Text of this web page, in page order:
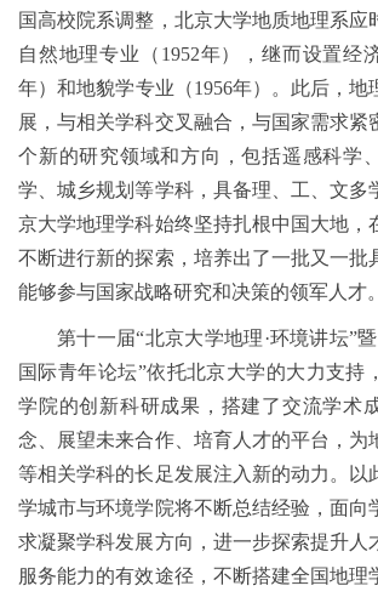
国高校院系调整，北京大学地质地理系应
自然地理专业（1952年），继而设置经
年）和地貌学专业（1956年）。此后，地
展，与相关学科交叉融合，与国家需求紧
个新的研究领域和方向，包括遥感科学
学、城乡规划等学科，具备理、工、文多
京大学地理学科始终坚持扎根中国大地，
不断进行新的探索，培养出了一批又一批
能够参与国家战略研究和决策的领军人才。
第十一届“北京大学地理·环境讲坛”
国际青年论坛”依托北京大学的大力支持
学院的创新科研成果，搭建了交流学术
念、展望未来合作、培育人才的平台，为
等相关学科的长足发展注入新的动力。以
学城市与环境学院将不断总结经验，面向
求凝聚学科发展方向，进一步探索提升人
服务能力的有效途径，不断搭建全国地理